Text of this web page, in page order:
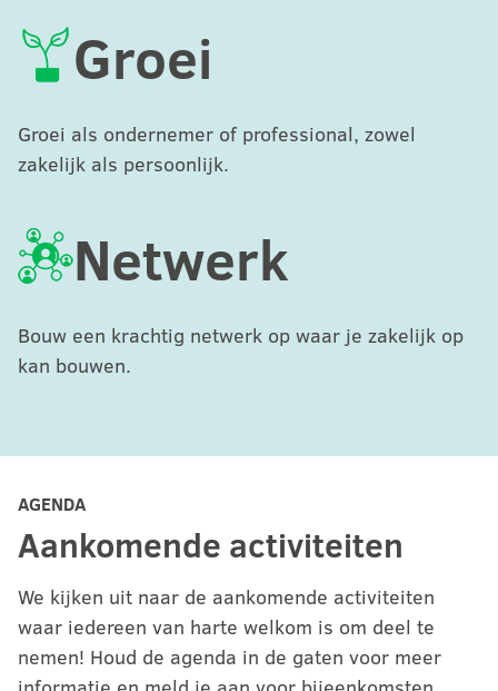
Groei
Groei als ondernemer of professional, zowel
zakelijk als persoonlijk.
Netwerk
Bouw een krachtig netwerk op waar je zakelijk op
kan bouwen.
AGENDA
Aankomende activiteiten
We kijken uit naar de aankomende activiteiten
waar iedereen van harte welkom is om deel te
nemen! Houd de agenda in de gaten voor meer